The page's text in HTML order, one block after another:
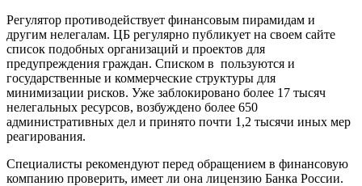
Регулятор противодействует финансовым пирамидам и
другим нелегалам. ЦБ регулярно публикует на своем сайте
список подобных организаций и проектов для
предупреждения граждан. Списком в пользуются и
государственные и коммерческие структуры для
минимизации рисков. Уже заблокировано более 17 тысяч
нелегальных ресурсов, возбуждено более 650
административных дел и принято почти 1,2 тысячи иных мер
реагирования.
Специалисты рекомендуют перед обращением в финансовую
компанию проверить, имеет ли она лицензию Банка России.